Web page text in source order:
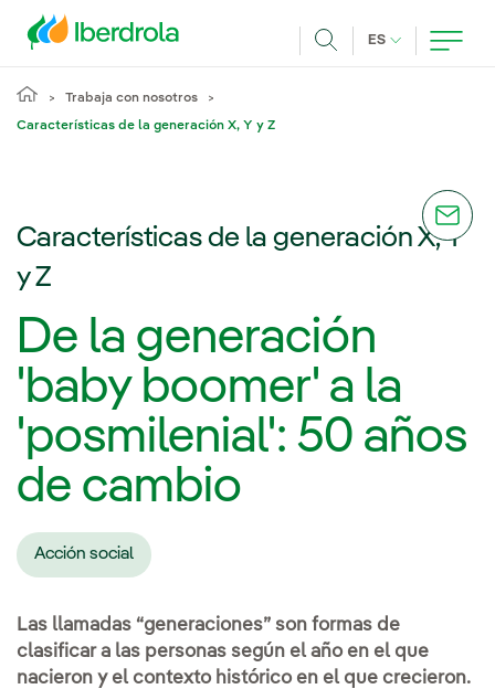
ES IDIOMA
Trabaja con nosotros
Características de la generación X, Y y Z
Características de la generación X, Y
y Z
De la generación
'baby boomer' a la
'posmilenial': 50 años
de cambio
Acción social
Las llamadas “generaciones” son formas de
clasificar a las personas según el año en el que
nacieron y el contexto histórico en el que crecieron.